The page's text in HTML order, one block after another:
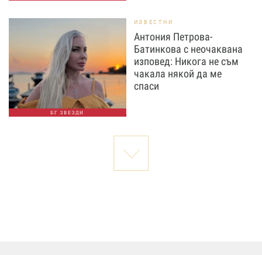
БГ ЗВЕЗДИ
ИЗВЕСТНИ
Антония Петрова-
Батинкова с неочаквана
изповед: Никога не съм
чакала някой да ме
спаси